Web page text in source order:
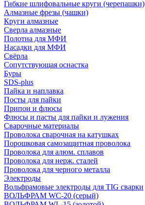
Гибкие шлифовальные круги (черепашки)
Алмазные фрезы (чашки)
Круги алмазные
Сверла алмазные
Полотна для МФИ
Насадки для МФИ
Свёрла
Сопутствующая оснастка
Буры
SDS-plus
Пайка и наплавка
Посты для пайки
Припои и флюсы
Флюсы и пасты для пайки и лужения
Сварочные материалы
Проволока сварочная на катушках
Порошковая самозащитная проволока
Проволока для алюм. сплавов
Проволока для нерж. сталей
Проволока для черного металла
Электроды
Вольфрамовые электроды для TIG сварки
ВОЛЬФРАМ WC-20 (серый)